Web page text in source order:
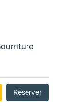
Réserver